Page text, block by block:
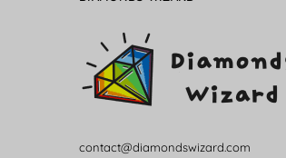
contact@diamondswizard.com